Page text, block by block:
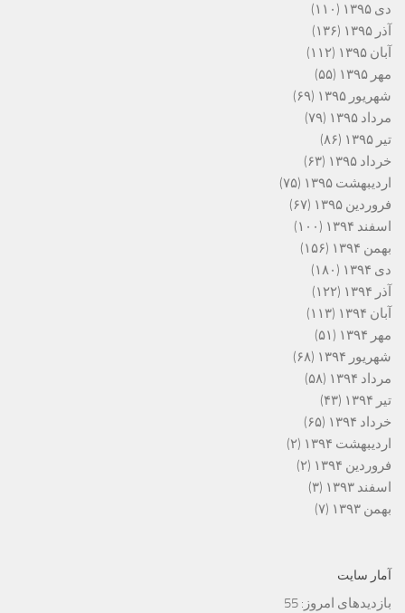
دی ۱۳۹۵
(۱۱۰)
آذر ۱۳۹۵
(۱۳۶)
آبان ۱۳۹۵
(۱۱۲)
مهر ۱۳۹۵
(۵۵)
شهریور ۱۳۹۵
(۶۹)
مرداد ۱۳۹۵
(۷۹)
تیر ۱۳۹۵
(۸۶)
خرداد ۱۳۹۵
(۶۳)
اردیبهشت ۱۳۹۵
(۷۵)
فروردین ۱۳۹۵
(۶۷)
اسفند ۱۳۹۴
(۱۰۰)
بهمن ۱۳۹۴
(۱۵۶)
دی ۱۳۹۴
(۱۸۰)
آذر ۱۳۹۴
(۱۲۲)
آبان ۱۳۹۴
(۱۱۳)
مهر ۱۳۹۴
(۵۱)
شهریور ۱۳۹۴
(۶۸)
مرداد ۱۳۹۴
(۵۸)
تیر ۱۳۹۴
(۴۳)
خرداد ۱۳۹۴
(۶۵)
اردیبهشت ۱۳۹۴
(۲)
فروردین ۱۳۹۴
(۲)
اسفند ۱۳۹۳
(۳)
بهمن ۱۳۹۳
(۷)
آمار سایت
بازدیدهای امروز: 55